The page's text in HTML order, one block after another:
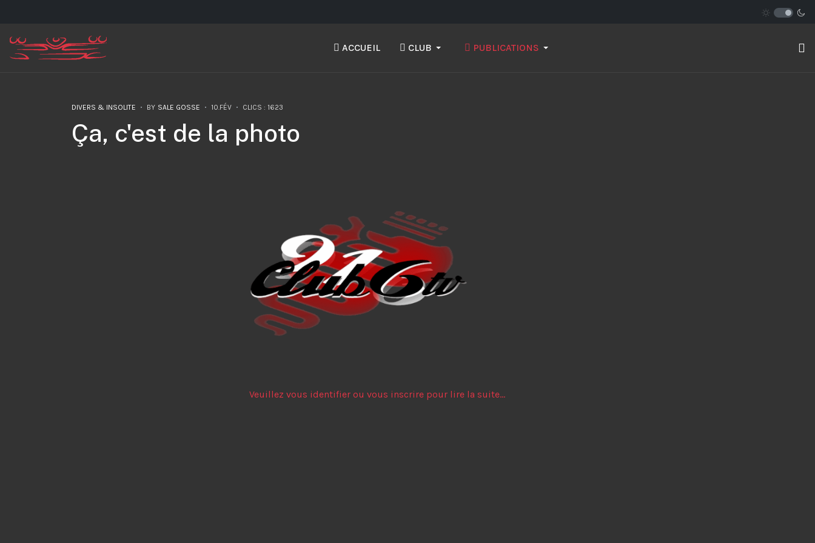
ACCUEIL CLUB PUBLICATIONS
DIVERS & INSOLITE BY SALE GOSSE 10.FÉV CLICS : 1623
Ça, c'est de la photo
Veuillez vous identifier ou vous inscrire pour lire la suite...